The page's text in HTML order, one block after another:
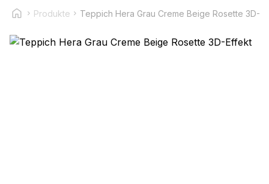
Produkte Teppich Hera Grau Creme Beige Rosette 3D-
unserer Website an unsere Partner für soziale Medien,
Informationen mit weiteren Daten zusammenführen, die Sie
ihnen bereitgestellt haben oder die sie im Rahmen Ihrer